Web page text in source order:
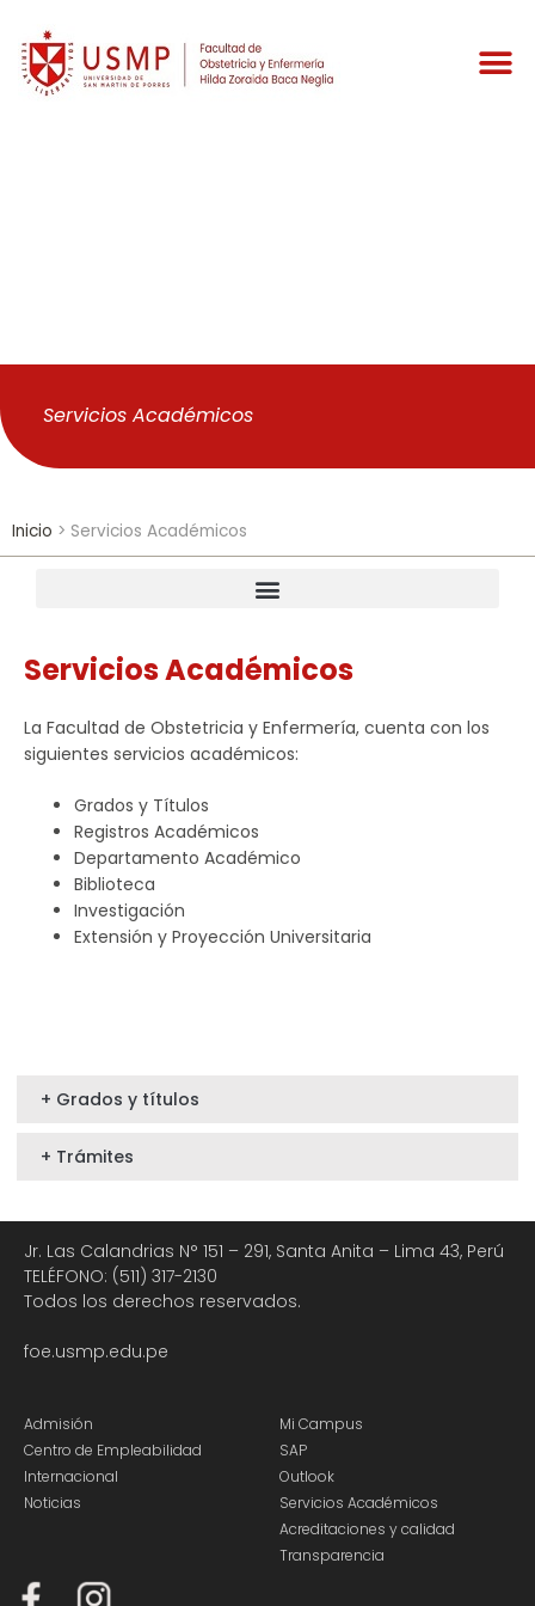
Servicios Académicos
Inicio > Servicios Académicos
Servicios Académicos
La Facultad de Obstetricia y Enfermería, cuenta con los
siguientes servicios académicos:
Grados y Títulos
Registros Académicos
Departamento Académico
Biblioteca
Investigación
Extensión y Proyección Universitaria
+ Grados y títulos
+ Trámites
Jr. Las Calandrias N° 151 – 291, Santa Anita – Lima 43, Perú
TELÉFONO: (511) 317-2130
Todos los derechos reservados.
foe.usmp.edu.pe
Admisión
Centro de Empleabilidad
Internacional
Noticias
Mi Campus
SAP
Outlook
Servicios Académicos
Acreditaciones y calidad
Transparencia